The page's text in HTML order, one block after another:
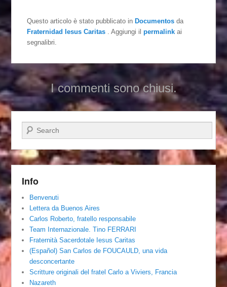
Questo articolo è stato pubblicato inDocumentos da
Fraternidad Iesus Caritas
. Aggiungi ilpermalink ai
segnalibri.
I commenti sono chiusi.
Cerca
Info
Benvenuti
Lettera da Buenos Aires
Carlos Roberto, fratello responsabile
Team Internazionale. Tino FERRARI
Fraternità Sacerdotale Iesus Caritas
(Español) San Carlos de FOUCAULD, una vida
desconcertante
Scritture originali del fratel Carlo a Viviers, Francia
Nazareth